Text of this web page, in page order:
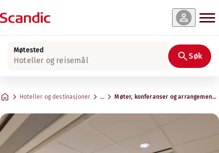
Møtested
Hoteller og reisemål Søk
Hoteller og destinasjoner … Møter, konferanser og